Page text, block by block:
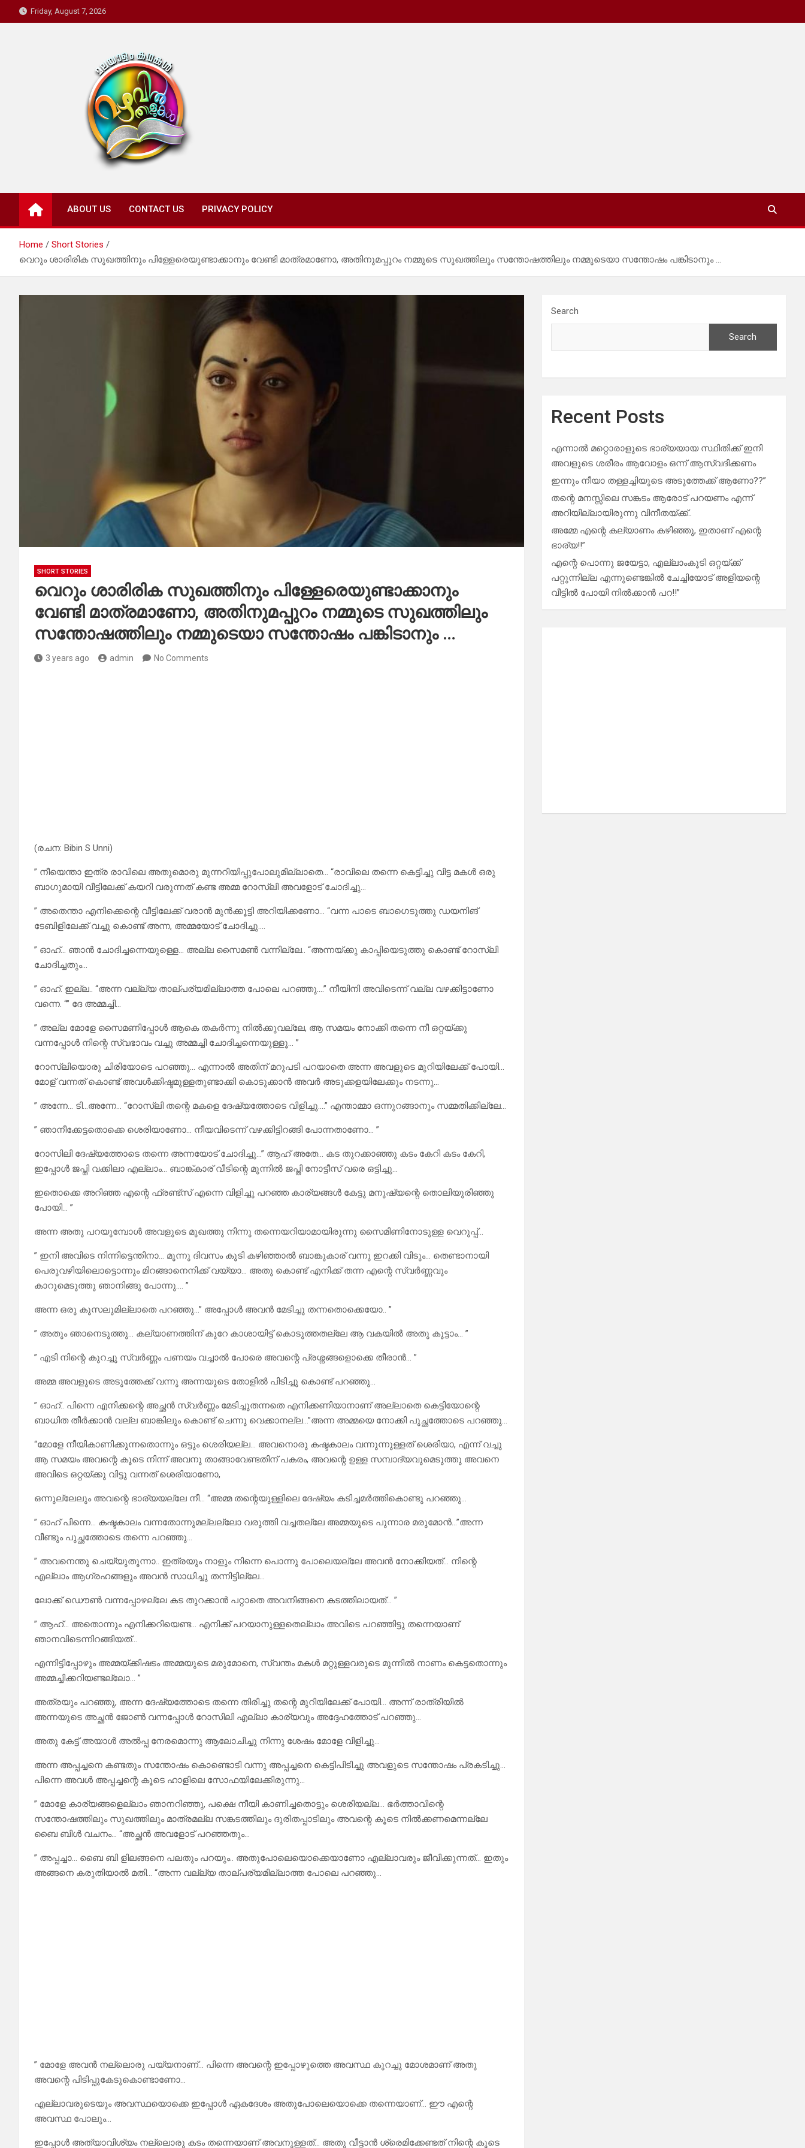
to
Friday, August 7, 2026
Mazhavil Thalukal
ABOUT US CONTACT US PRIVACY POLICY
Home
Short Stories
വെറും ശാരിരിക സുഖത്തിനും പിള്ളേരെയുണ്ടാക്കാനും വേണ്ടി മാത്രമാണോ, അതിനുമപ്പുറം നമ്മുടെ സുഖത്തിലും സന്തോഷത്തിലും നമ്മുടെയാ സന്തോഷം പങ്കിടാനും …
SHORT STORIES
വെറും ശാരിരിക സുഖത്തിനും പിള്ളേരെയുണ്ടാക്കാനും
വേണ്ടി മാത്രമാണോ, അതിനുമപ്പുറം നമ്മുടെ സുഖത്തിലും
സന്തോഷത്തിലും നമ്മുടെയാ സന്തോഷം പങ്കിടാനും …
3 years ago admin No Comments
(രചന: Bibin S Unni)
” നീയെന്താ ഇത്ര രാവിലെ അതുമൊരു മുന്നറിയിപ്പുപോലുമില്ലാതെ… “രാവിലെ തന്നെ കെട്ടിച്ചു വിട്ട മകൾ ഒരു
ബാഗുമായി വീട്ടിലേക്ക് കയറി വരുന്നത് കണ്ട അമ്മ റോസ്‌ലി അവളോട്‌ ചോദിച്ചു…
” അതെന്താ എനിക്കെന്റെ വീട്ടിലേക്ക് വരാൻ മുൻക്കൂട്ടി അറിയിക്കണോ… “വന്ന പാടെ ബാഗെടുത്തു ഡയനിങ്
ടേബിളിലേക്ക് വച്ചു കൊണ്ട് അന്ന, അമ്മയോട് ചോദിച്ചു….
” ഓഹ്… ഞാൻ ചോദിച്ചന്നെയുള്ളെ… അല്ല സൈമൺ വന്നില്ലേ.. “അന്നയ്ക്കു കാപ്പിയെടുത്തു കൊണ്ട് റോസ്‌ലി
ചോദിച്ചതും…
” ഓഹ്. ഇല്ല.. “അന്ന വല്ല്യ താല്പര്യമില്ലാത്ത പോലെ പറഞ്ഞു….” നീയിനി അവിടെന്ന് വല്ല വഴക്കിട്ടാണോ
വന്നെ. “” ദേ അമ്മച്ചി…
” അല്ല മോളേ സൈമണിപ്പോൾ ആകെ തകർന്നു നിൽക്കുവല്ലേ, ആ സമയം നോക്കി തന്നെ നീ ഒറ്റയ്ക്കു
വന്നപ്പോൾ നിന്റെ സ്വഭാവം വച്ചു അമ്മച്ചി ചോദിച്ചന്നെയുള്ളൂ… ”
റോസ്‌ലിയൊരു ചിരിയോടെ പറഞ്ഞു… എന്നാൽ അതിന് മറുപടി പറയാതെ അന്ന അവളുടെ മുറിയിലേക്ക് പോയി…
മോള് വന്നത് കൊണ്ട് അവൾക്കിഷ്ടമുള്ളതുണ്ടാക്കി കൊടുക്കാൻ അവർ അടുക്കളയിലേക്കും നടന്നു…
” അന്നേ… ടി…അന്നേ… “റോസ്‌ലി തന്റെ മകളെ ദേഷ്യത്തോടെ വിളിച്ചു….” എന്താമ്മാ ഒന്നുറങ്ങാനും സമ്മതിക്കില്ലേ…
” ഞാനീക്കേട്ടതൊക്കെ ശെരിയാണോ… നീയവിടെന്ന് വഴക്കിട്ടിറങ്ങി പോന്നതാണോ… ”
റോസിലി ദേഷ്യത്തോടെ തന്നെ അന്നയോട് ചോദിച്ചു…” ആഹ് അതേ… കട തുറക്കാഞ്ഞു കടം കേറി കടം കേറി,
ഇപ്പോൾ ജപ്തി വക്കിലാ എല്ലാം… ബാങ്ക്കാര് വീടിന്റെ മുന്നിൽ ജപ്തി നോട്ടീസ് വരെ ഒട്ടിച്ചു…
ഇതൊക്കെ അറിഞ്ഞ എന്റെ ഫ്രണ്ട്സ് എന്നെ വിളിച്ചു പറഞ്ഞ കാര്യങ്ങൾ കേട്ടു മനുഷ്യന്റെ തൊലിയുരിഞ്ഞു
പോയി… ”
അന്ന അതു പറയുമ്പോൾ അവളുടെ മുഖത്തു നിന്നു തന്നെയറിയാമായിരുന്നു സൈമിണിനോടുള്ള വെറുപ്പ്…
” ഇനി അവിടെ നിന്നിട്ടെന്തിനാ… മൂന്നു ദിവസം കൂടി കഴിഞ്ഞാൽ ബാങ്കുകാര് വന്നു ഇറക്കി വിടും… തെണ്ടാനായി
പെരുവഴിയിലൊട്ടൊന്നും മിറങ്ങാനെനിക്ക് വയ്യാ… അതു കൊണ്ട് എനിക്ക് തന്ന എന്റെ സ്വർണ്ണവും
കാറുമെടുത്തു ഞാനിങ്ങു പോന്നു…. ”
അന്ന ഒരു കൂസലുമില്ലാതെ പറഞ്ഞു…” അപ്പോൾ അവൻ മേടിച്ചു തന്നതൊക്കെയോ.. ”
” അതും ഞാനെടുത്തു… കല്യാണത്തിന് കുറേ കാശായിട്ട് കൊടുത്തതല്ലേ ആ വകയിൽ അതു കൂട്ടാം… ”
” എടി നിന്റെ കുറച്ചു സ്വർണ്ണം പണയം വച്ചാൽ പോരെ അവന്റെ പ്രശ്നങ്ങളൊക്കെ തീരാൻ… ”
അമ്മ അവളുടെ അടുത്തേക്ക് വന്നു അന്നയുടെ തോളിൽ പിടിച്ചു കൊണ്ട് പറഞ്ഞു…
” ഓഹ്.. പിന്നെ എനിക്കന്റെ അച്ഛൻ സ്വർണ്ണം മേടിച്ചുതന്നതെ എനിക്കണിയാനാണ് അല്ലാതെ കെട്ടിയോന്റെ
ബാധിത തീർക്കാൻ വല്ല ബാങ്കിലും കൊണ്ട് ചെന്നു വെക്കാനല്ല…”അന്ന അമ്മയെ നോക്കി പുച്ഛത്തോടെ പറഞ്ഞു…
“മോളേ നീയികാണിക്കുന്നതൊന്നും ഒട്ടും ശെരിയല്ല… അവനൊരു കഷ്ടകാലം വന്നുന്നുള്ളത് ശെരിയാ, എന്ന് വച്ചു
ആ സമയം അവന്റെ കൂടെ നിന്ന് അവനു താങ്ങാവേണ്ടതിന് പകരം, അവന്റെ ഉള്ള സമ്പാദ്യവുമെടുത്തു അവനെ
അവിടെ ഒറ്റയ്ക്കു വിട്ടു വന്നത് ശെരിയാണോ,
ഒന്നുല്ലേലും അവന്റെ ഭാര്യയല്ലേ നീ… “അമ്മ തന്റെയുള്ളിലെ ദേഷ്യം കടിച്ചമർത്തികൊണ്ടു പറഞ്ഞു…
” ഓഹ് പിന്നെ… കഷ്ടകാലം വന്നതോന്നുമല്ലല്ലോ വരുത്തി വച്ചതല്ലേ അമ്മയുടെ പുന്നാര മരുമോൻ…”അന്ന
വീണ്ടും പുച്ഛത്തോടെ തന്നെ പറഞ്ഞു…
” അവനെന്തു ചെയ്യുതൂന്നാ.. ഇത്രയും നാളും നിന്നെ പൊന്നു പോലെയല്ലേ അവൻ നോക്കിയത്… നിന്റെ
എല്ലാം ആഗ്രഹങ്ങളും അവൻ സാധിച്ചു തന്നിട്ടില്ലേ…
ലോക്ക് ഡൌൺ വന്നപ്പോഴല്ലേ കട തുറക്കാൻ പറ്റാതെ അവനിങ്ങനെ കടത്തിലായത്… ”
” ആഹ്… അതൊന്നും എനിക്കറിയെണ്ട… എനിക്ക് പറയാനുള്ളതെല്ലാം അവിടെ പറഞ്ഞിട്ടു തന്നെയാണ്
ഞാനവിടെന്നിറങ്ങിയത്…
എന്നിട്ടിപ്പോഴും അമ്മയ്ക്കിഷടം അമ്മയുടെ മരുമോനെ, സ്വന്തം മകൾ മറ്റുള്ളവരുടെ മുന്നിൽ നാണം കെട്ടതൊന്നും
അമ്മച്ചിക്കറിയണ്ടല്ലോ… ”
അത്രയും പറഞ്ഞു, അന്ന ദേഷ്യത്തോടെ തന്നെ തിരിച്ചു തന്റെ മുറിയിലേക്ക് പോയി… അന്ന് രാത്രിയിൽ
അന്നയുടെ അച്ഛൻ ജോൺ വന്നപ്പോൾ റോസിലി എല്ലാ കാര്യവും അദ്ദേഹത്തോട് പറഞ്ഞു…
അതു കേട്ട് അയാൾ അൽപ്പ നേരമൊന്നു ആലോചിച്ചു നിന്നു ശേഷം മോളേ വിളിച്ചു…
അന്ന അപ്പച്ചനെ കണ്ടതും സന്തോഷം കൊണ്ടൊടി വന്നു അപ്പച്ചനെ കെട്ടിപിടിച്ചു അവളുടെ സന്തോഷം പ്രകടിച്ചു…
പിന്നെ അവൾ അപ്പച്ചന്റെ കൂടെ ഹാളിലെ സോഫയിലേക്കിരുന്നു…
” മോളേ കാര്യങ്ങളെല്ലാം ഞാനറിഞ്ഞു, പക്ഷെ നീയി കാണിച്ചതൊട്ടും ശെരിയല്ല… ഭർത്താവിന്റെ
സന്തോഷത്തിലും സുഖത്തിലും മാത്രമല്ല സങ്കടത്തിലും ദുരിതപ്പാടിലും അവന്റെ കൂടെ നിൽക്കണമെന്നല്ലേ
ബൈ ബിൾ വചനം… “അച്ഛൻ അവളോട് പറഞ്ഞതും…
” അപ്പച്ചാ… ബൈ ബി ളിലങ്ങനെ പലതും പറയും.. അതുപോലെയൊക്കെയാണോ എല്ലാവരും ജീവിക്കുന്നത്… ഇതും
അങ്ങനെ കരുതിയാൽ മതി… “അന്ന വല്ല്യ താല്പര്യമില്ലാത്ത പോലെ പറഞ്ഞു…
” മോളേ അവൻ നല്ലൊരു പയ്യനാണ്… പിന്നെ അവന്റെ ഇപ്പോഴുത്തെ അവസ്ഥ കുറച്ചു മോശമാണ് അതു
അവന്റെ പിടിപ്പുകേടുകൊണ്ടാണോ…
എല്ലാവരുടെയും അവസ്ഥയൊക്കെ ഇപ്പോൾ ഏകദേശം അതുപോലെയൊക്കെ തന്നെയാണ്… ഈ എന്റെ
അവസ്ഥ പോലും…
ഇപ്പോൾ അത്യാവിശ്യം നല്ലൊരു കടം തന്നെയാണ് അവനുള്ളത്… അതു വീട്ടാൻ ശ്രെമിക്കേണ്ടത് നിന്റെ കൂടെ
Search
Search
Recent Posts
എന്നാൽ മറ്റൊരാളുടെ ഭാര്യയായ സ്ഥിതിക്ക് ഇനി
അവളുടെ ശരീരം ആവോളം ഒന്ന് ആസ്വദിക്കണം
ഇന്നും നീയാ തള്ളച്ചിയുടെ അടുത്തേക്ക് ആണോ??”
തന്റെ മനസ്സിലെ സങ്കടം ആരോട് പറയണം എന്ന്
അറിയില്ലായിരുന്നു വിനീതയ്ക്ക്..
അമ്മേ എന്റെ കല്യാണം കഴിഞ്ഞു, ഇതാണ് എന്റെ
ഭാര്യ!!”
എന്റെ പൊന്നു ജയേട്ടാ, എല്ലാംകൂടി ഒറ്റയ്ക്ക്
പറ്റുന്നില്ല എന്നുണ്ടെങ്കിൽ ചേച്ചിയോട് അളിയന്റെ
വീട്ടിൽ പോയി നിൽക്കാൻ പറ!!”